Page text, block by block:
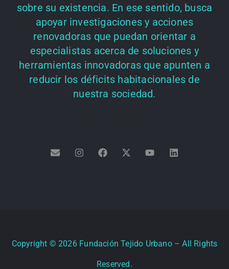
sobre su existencia. En ese sentido, busca
apoyar investigaciones y acciones
renovadoras que puedan orientar a
especialistas acerca de soluciones y
herramientas innovadoras que apunten a
reducir los déficits habitacionales de
nuestra sociedad.
Copyright ©2026Fundación Tejido Urbano – All Rights
Reserved.